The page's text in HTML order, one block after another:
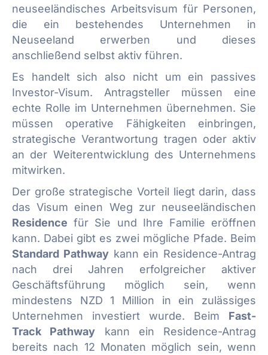
neuseeländisches Arbeitsvisum für Personen,
die ein bestehendes Unternehmen in
Neuseeland erwerben und dieses
anschließend selbst aktiv führen.
Es handelt sich also nicht um ein passives
Investor-Visum. Antragsteller müssen eine
echte Rolle im Unternehmen übernehmen. Sie
müssen operative Fähigkeiten einbringen,
strategische Verantwortung tragen oder aktiv
an der Weiterentwicklung des Unternehmens
mitwirken.
Der große strategische Vorteil liegt darin, dass
das Visum einen Weg zur neuseeländischen
Residence für Sie und Ihre Familie eröffnen
kann. Dabei gibt es zwei mögliche Pfade. Beim
Standard Pathwaykann ein Residence-Antrag
nach drei Jahren erfolgreicher aktiver
Geschäftsführung möglich sein, wenn
mindestens NZD 1 Million in ein zulässiges
Unternehmen investiert wurde. Beim Fast-
Track Pathway kann ein Residence-Antrag
bereits nach 12 Monaten möglich sein, wenn